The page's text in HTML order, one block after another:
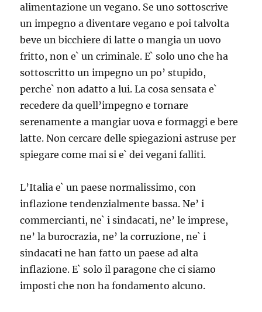
alimentazione un vegano. Se uno sottoscrive
un impegno a diventare vegano e poi talvolta
beve un bicchiere di latte o mangia un uovo
fritto, non e` un criminale. E` solo uno che ha
sottoscritto un impegno un po’ stupido,
perche` non adatto a lui. La cosa sensata e`
recedere da quell’impegno e tornare
serenamente a mangiar uova e formaggi e bere
latte. Non cercare delle spiegazioni astruse per
spiegare come mai si e` dei vegani falliti.
L’Italia e` un paese normalissimo, con
inflazione tendenzialmente bassa. Ne’ i
commercianti, ne` i sindacati, ne’ le imprese,
ne’ la burocrazia, ne’ la corruzione, ne` i
sindacati ne han fatto un paese ad alta
inflazione. E` solo il paragone che ci siamo
imposti che non ha fondamento alcuno.